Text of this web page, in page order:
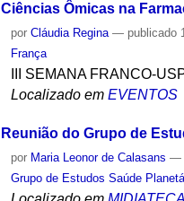
Ciências Ômicas na
porCláudia Regina — publicado
França
III SEMANA FRANCO-
Localizado em EVENTOS
Reunião do Grupo de
por Maria Leonor de Calasans —
Grupo de Estudos Saúde